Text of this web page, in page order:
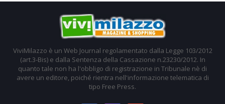
ViviMilazzo è un Web Journal regolamentato dalla Legge 103/2012
(art.3-Bis) e dalla Sentenza della Cassazione n.23230/2012. In
quanto tale non ha l'obbligo di registrazione in Tribunale nè di
avere un editore, poiché rientra nell'informazione telematica di
tipo Free Press.